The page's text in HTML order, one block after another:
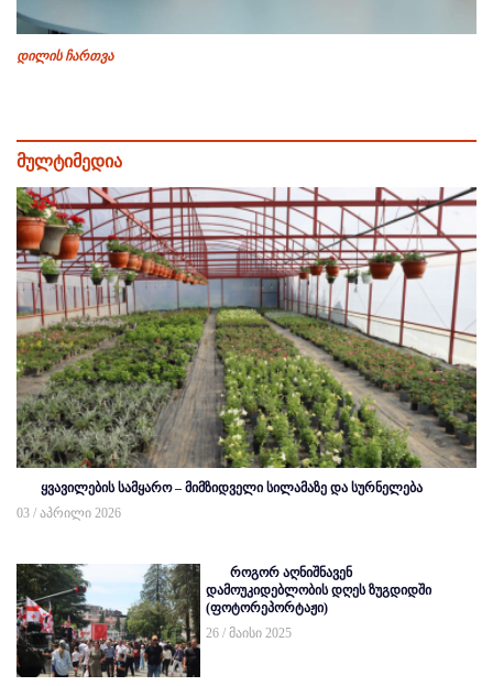
დილის ჩართვა
მულტიმედია
ყვავილების სამყარო – მიმზიდველი სილამაზე და სურნელება
03 / აპრილი 2026
როგორ აღნიშნავენ
დამოუკიდებლობის დღეს ზუგდიდში
(ფოტორეპორტაჟი)
26 / მაისი 2025